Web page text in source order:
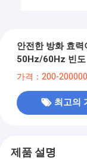
안전한 방화 효
50Hz/60Hz 빈도
가격：200-
최고의
제품 설명